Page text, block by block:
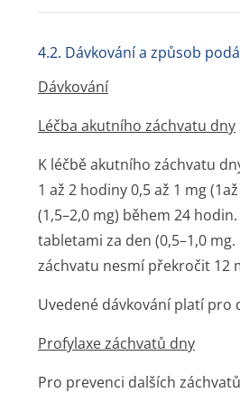
4.2. Dávkování a způsob
Dávkování
Léčba akutního záchvatu dny
K léčbě akutního záchvatu
1 až 2 hodiny 0,5 až 1 mg
(1,5–2,0 mg) během 24
tabletami za den (0,5–1,0
záchvatu nesmí překročit 12
Uvedené dávkování platí pro
Profylaxe záchvatů dny
Pro prevenci dalších